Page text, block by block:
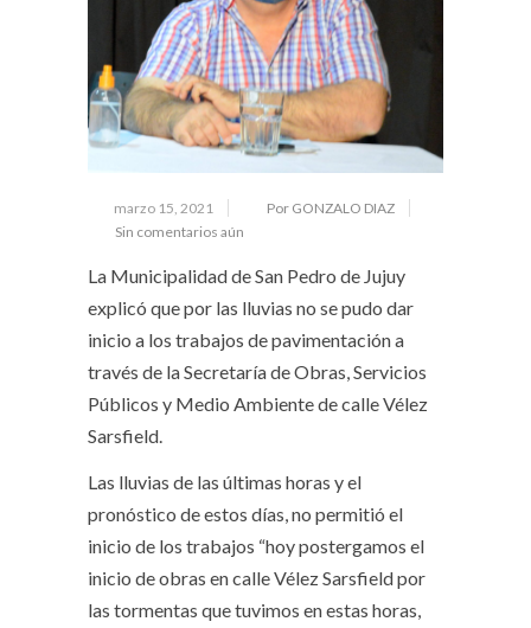
marzo 15, 2021
Por GONZALO DIAZ
Sin comentarios aún
La Municipalidad de San Pedro de Jujuy
explicó que por las lluvias no se pudo dar
inicio a los trabajos de pavimentación a
través de la Secretaría de Obras, Servicios
Públicos y Medio Ambiente de calle Vélez
Sarsfield.
Las lluvias de las últimas horas y el
pronóstico de estos días, no permitió el
inicio de los trabajos “hoy postergamos el
inicio de obras en calle Vélez Sarsfield por
las tormentas que tuvimos en estas horas,